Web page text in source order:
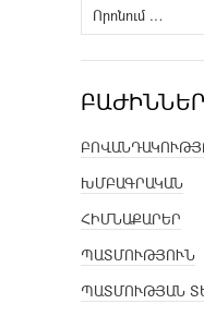
Որոնել՝
ԲԱԺԻՆՆԵՐ
ԽՄԲԱԳՐԱԿԱՆ
ՀԻՄՆԱՔԱՐԵՐ
ՊԱՏՄՈՒԹՅՈՒՆ
ՊԱՏՄՈՒԹՅԱՆ